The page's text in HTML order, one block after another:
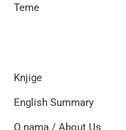
Teme
Knjige
English Summary
O nama / About Us